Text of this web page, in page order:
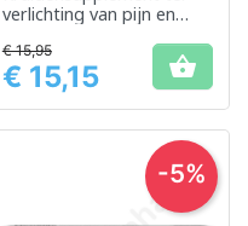
verlichting van pijn en
Prijs
€ 15,95
€ 15,15 
-5%